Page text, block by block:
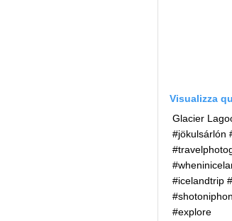
Visualizza
Glacier
#jökulsárlón
#icelandtrip
#explore